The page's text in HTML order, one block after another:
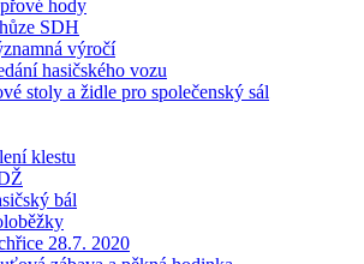
hody
SDH
výročí
hasičského vozu
stoly a židle pro společenský sál
klestu
bál
28.7. 2020